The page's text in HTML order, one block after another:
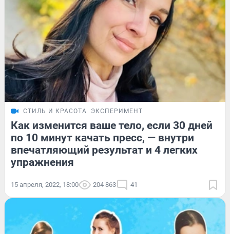
СТИЛЬ И КРАСОТА ЭКСПЕРИМЕНТ
Как изменится ваше тело, если 30 дней
по 10 минут качать пресс, — внутри
впечатляющий результат и 4 легких
упражнения
15 апреля, 2022, 18:00 204 863 41